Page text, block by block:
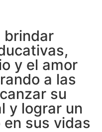
brindar
y el amor
a las
su
y lograr un
sus vidas